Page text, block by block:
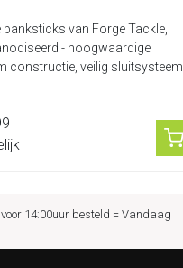
banksticks van Forge Tackle,
- hoogwaardige
constructie, veilig sluitsysteem
14:00uur besteld = Vandaag